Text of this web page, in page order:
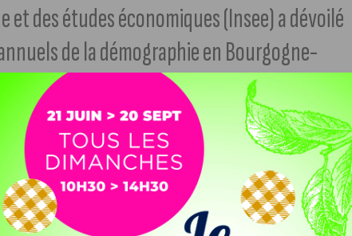
des études économiques (Insee) a dévoilé
de la démographie en Bourgogne-
de perdre des habitants, mais Dijon et la
comptait 2.800.194 habitants
(4,3% de la population en
par rapport aux années précédentes et qui s’explique en partie
négatif depuis dix ans.